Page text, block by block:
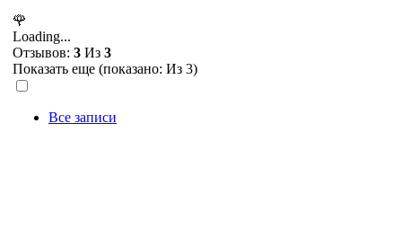
🌹
Loading...
Отзывов: 3 Из 3
Показать еще (показано: Из 3)
Все записи